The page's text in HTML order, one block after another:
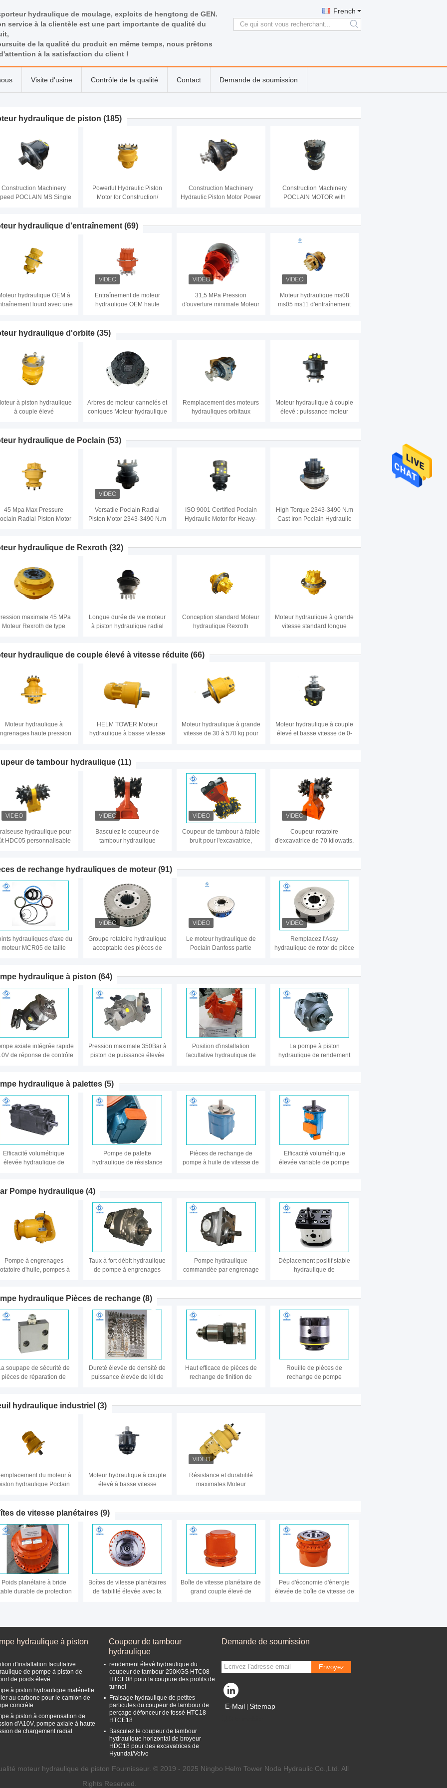
hydraulique de moulage, exploits de hengtong de GEN.
service à la clientèle est une part importante de qualité du
de la qualité du produit en même temps, nous prêtons
à la satisfaction du client !
French
search
Visite d'usine Contrôle de la qualité Contact Demande de soumission
hydraulique de piston (185)
Construction Machinery
POCLAIN MS Single
Powerful Hydraulic Piston
Motor for Construction/
Powered by Hydraulic Oil
Construction Machinery
Hydraulic Piston Motor Power
Construction Machinery
POCLAIN MOTOR with
hydraulique d'entraînement (69)
hydraulique OEM à
lourd avec une
Entraînement de moteur
hydraulique OEM haute
MPa
31,5 MPa Pression
d'ouverture minimale Moteur
manutention
Moteur hydraulique ms08
ms05 ms11 d'entraînement
hydraulique d'orbite (35)
à piston hydraulique
à couple élevé
Arbres de moteur cannelés et
coniques Moteur hydraulique
Rexroth MCR
Remplacement des moteurs
hydrauliques orbitaux
orbitaux de 18-22 KW de
hydraulique
Moteur hydraulique à couple
élevé : puissance moteur
hydraulique de Poclain (53)
45 Mpa Max Pressure
Radial Piston Motor
Versatile Poclain Radial
Piston Motor 2343-3490 N.m
ISO 9001 Certified Poclain
Hydraulic Motor for Heavy-
Pressure
High Torque 2343-3490 N.m
Cast Iron Poclain Hydraulic
hydraulique de Rexroth (32)
maximale 45 MPa
Moteur Rexroth de type
efficacité
Longue durée de vie moteur
à piston hydraulique radial
Conception standard Moteur
hydraulique Rexroth
Moteur hydraulique à grande
vitesse standard longue
hydraulique de couple élevé à vitesse réduite (66)
Moteur hydraulique à
haute pression
HELM TOWER Moteur
hydraulique à basse vitesse
Moteur hydraulique à grande
vitesse de 30 à 570 kg pour
Moteur hydraulique à couple
élevé et basse vitesse de 0-
de tambour hydraulique (11)
hydraulique pour
HDC05 personnalisable
Basculez le coupeur de
tambour hydraulique
Hyundai/Volvo
Coupeur de tambour à faible
bruit pour l'excavatrice,
Coupeur rotatoire
d'excavatrice de 70 kilowatts,
HDCE18 de Carterpillar
de rechange hydrauliques de moteur (91)
hydrauliques d'axe du
moteur MCR05 de taille
l'excavatrice de rouleau
Groupe rotatoire hydraulique
acceptable des pièces de
Le moteur hydraulique de
Poclain Danfoss partie
redresseur radial de rotor de
Remplacez l'Assy
hydraulique de rotor de pièce
groupe de Rotory
hydraulique à piston (64)
axiale intégrée rapide
de réponse de contrôle
Pression maximale 350Bar à
piston de puissance élevée
hydraulique d'aspiration
Position d'installation
facultative hydraulique de
La pompe à piston
hydraulique de rendement
hydraulique à palettes (5)
Efficacité volumétrique
élevée hydraulique de
Pompe de palette
hydraulique de résistance
géologique
Pièces de rechange de
pompe à huile de vitesse de
PVQ20 PVQ32 PVQ40
hydrauliques de joint
Efficacité volumétrique
élevée variable de pompe
Pompe hydraulique (4)
Pompe à engrenages
d'huile, pompes à
de construction
Taux à fort débit hydraulique
de pompe à engrenages
Pompe hydraulique
commandée par engrenage
précision
Déplacement positif stable
hydraulique de
hydraulique Pièces de rechange (8)
soupape de sécurité de
pièces de réparation de
piston hydraulique partie
Dureté élevée de densité de
puissance élevée de kit de
Haut efficace de pièces de
rechange de finition de
transmission statique
Rouille de pièces de
rechange de pompe
direction assistée
hydraulique industriel (3)
du moteur à
hydraulique Poclain
Moteur hydraulique à couple
élevé à basse vitesse
Résistance et durabilité
maximales Moteur
de vitesse planétaires (9)
Poids planétaire à bride
durable de protection
Boîtes de vitesse planétaires
de fiabilité élevée avec la
Boîte de vitesse planétaire de
grand couple élevé de
Peu d'économie d'énergie
élevée de boîte de vitesse de
hydraulique à piston
d'installation facultative
de pompe à piston de
de poids élevé
à piston hydraulique matérielle
au carbone pour le camion de
concrète
à piston à compensation de
d'A10V, pompe axiale à haute
de chargement radial
Coupeur de tambour
hydraulique
rendement élevé hydraulique du
coupeur de tambour 250KGS HTC08
HTCE08 pour la coupure des profils de
tunnel
Fraisage hydraulique de petites
particules du coupeur de tambour de
perçage défonceur de fossé HTC18
HTCE18
Basculez le coupeur de tambour
hydraulique horizontal de broyeur
HDC18 pour des excavatrices de
Hyundai/Volvo
Demande de soumission
Envoyez
E-Mail Sitemap
moteur hydraulique de piston Fournisseur. © 2019 - 2025 Ningbo Helm Tower Noda Hydraulic Co.,Ltd. All
Rights Reserved.